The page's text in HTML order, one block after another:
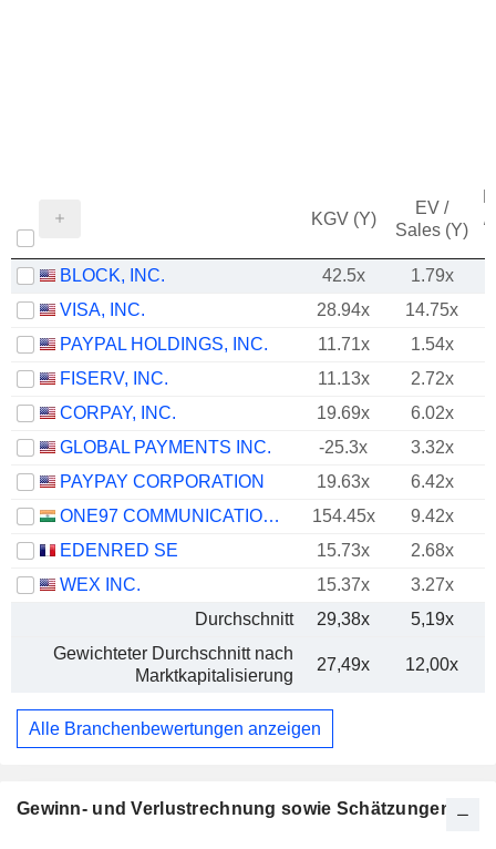
KGV (Y)
EV /
Sales (Y)
/
BLOCK, INC. 42.5x 1.79x
VISA, INC.
28.94x 14.75x
PAYPAL HOLDINGS, INC.
11.71x
1.54x
FISERV, INC.
11.13x
2.72x
CORPAY, INC.
19.69x
6.02x
GLOBAL PAYMENTS INC.
-25.3x
3.32x
PAYPAY CORPORATION
19.63x 6.42x
ONE97 COMMUNICATIONS LIMITED
154.45x 9.42x
EDENRED SE
15.73x
2.68x
WEX INC.
15.37x
3.27x
Durchschnitt
29,38x 5,19x
Gewichteter Durchschnitt nach
Marktkapitalisierung
27,49x 12,00x
Alle Branchenbewertungen anzeigen
Gewinn- und Verlustrechnung sowie Schätzungen